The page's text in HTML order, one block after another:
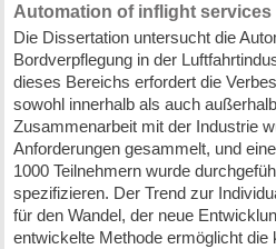
Automation of inflight services
Die Dissertation untersucht die
Bordverpflegung in der
dieses Bereichs erfordert die
sowohl innerhalb als auch
Zusammenarbeit mit der Industrie
Anforderungen gesammelt, und
1000 Teilnehmern wurde
spezifizieren. Der Trend zur
für den Wandel, der neue
entwickelte Methode ermöglicht die